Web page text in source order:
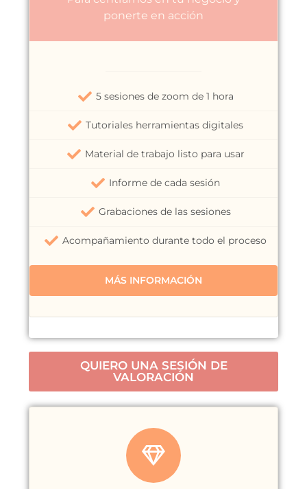
ponerte en acción
5 sesiones de zoom de 1 hora
Tutoriales herramientas digitales
Material de trabajo listo para usar
Informe de cada sesión
Grabaciones de las sesiones
Acompañamiento durante todo el proceso
MÁS INFORMACIÓN
QUIERO UNA SESIÓN DE
VALORACIÓN